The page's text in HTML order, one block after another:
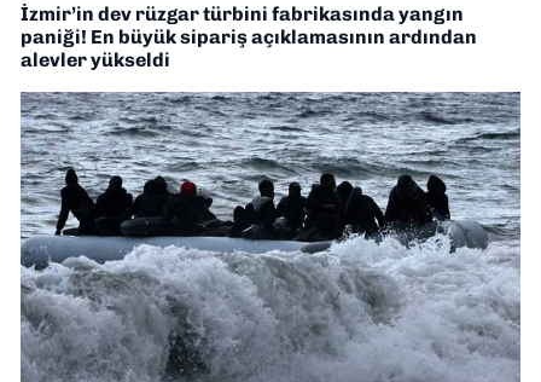
İzmir’in dev rüzgar türbini fabrikasında yangın
paniği! En büyük sipariş açıklamasının ardından
alevler yükseldi